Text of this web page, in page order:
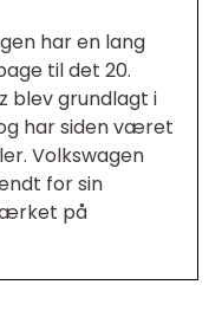
har en lang
til det 20.
blev grundlagt i
har siden været
Volkswagen
for sin
på